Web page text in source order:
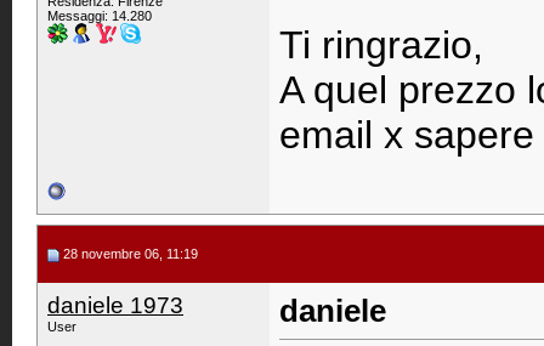
Messaggi: 14.280
Ti ringrazio,
A quel prezzo
email x
28 novembre 06, 11:19
daniele 1973
User daniele